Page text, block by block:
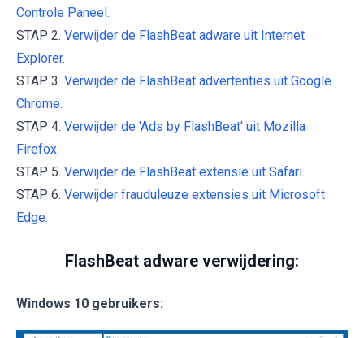
Controle Paneel.
STAP 2. Verwijder de FlashBeat adware uit Internet
Explorer.
STAP 3. Verwijder de FlashBeat advertenties uit Google
Chrome.
STAP 4. Verwijder de 'Ads by FlashBeat' uit Mozilla
Firefox.
STAP 5. Verwijder de FlashBeat extensie uit Safari.
STAP 6. Verwijder frauduleuze extensies uit Microsoft
Edge.
FlashBeat adware verwijdering:
Windows 10 gebruikers: